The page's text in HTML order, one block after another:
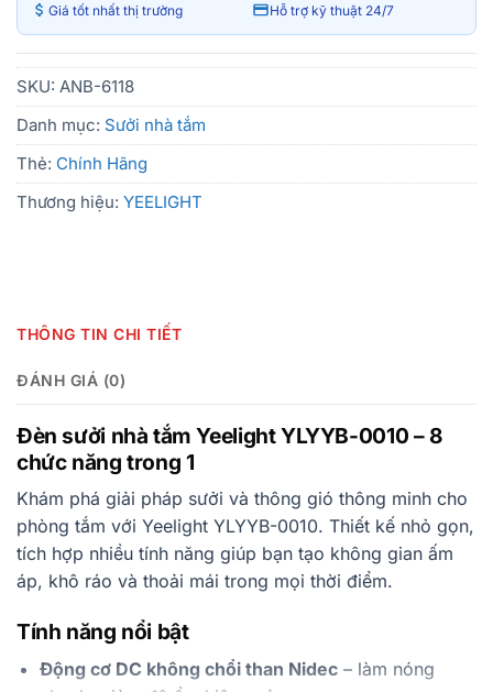
Giá tốt nhất thị trường
Hỗ trợ kỹ thuật 24/7
SKU: ANB-6118
Danh mục: Sưởi nhà tắm
Thẻ: Chính Hãng
Thương hiệu: YEELIGHT
THÔNG TIN CHI TIẾT
ĐÁNH GIÁ (0)
Đèn sưởi nhà tắm Yeelight YLYYB-0010 – 8
chức năng trong 1
Khám phá giải pháp sưởi và thông gió thông minh cho
phòng tắm với Yeelight YLYYB-0010. Thiết kế nhỏ gọn,
tích hợp nhiều tính năng giúp bạn tạo không gian ấm
áp, khô ráo và thoải mái trong mọi thời điểm.
Tính năng nổi bật
Động cơ DC không chổi than Nidec– làm nóng